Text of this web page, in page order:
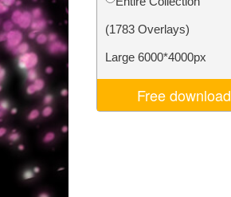
Video Editing Services
(1783 Overlays)
Large 6000*4000px
Free download